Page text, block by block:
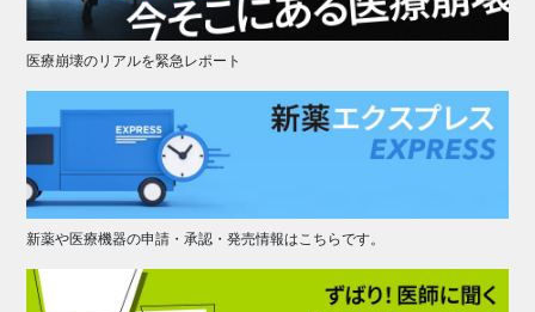
医療崩壊のリアルを緊急レポート
新薬や医療機器の申請・承認・発売情報はこちらです。